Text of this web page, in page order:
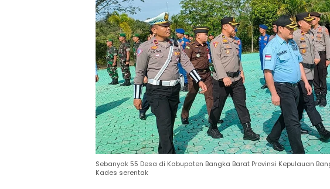
Sebanyak 55 Desa di Kabupaten Bangka Barat Provinsi Kepulauan
Kades serentak